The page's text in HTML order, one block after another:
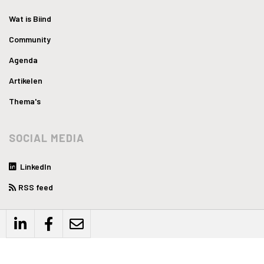
Wat is Biind
Community
Agenda
Artikelen
Thema's
SOCIAL MEDIA
LinkedIn
RSS feed
WEBSITE